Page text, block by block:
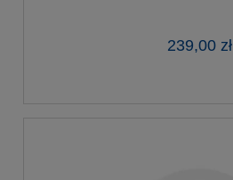
239,00 zł